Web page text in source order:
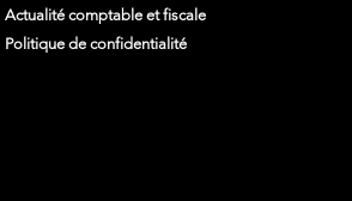
Actualité comptable et fiscale
Politique de confidentialité